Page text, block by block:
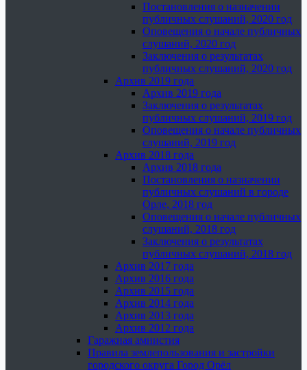
Постановления о назначении
публичных слушаний, 2020 год
Оповещения о начале публичных
слушаний, 2020 год
Заключения о результатах
публичных слушаний, 2020 год
Архив 2019 года
Архив 2019 года
Заключения о результатах
публичных слушаний, 2019 год
Оповещения о начале публичных
слушаний, 2019 год
Архив 2018 года
Архив 2018 года
Постановления о назначении
публичных слушаний в городе
Орле, 2018 год
Оповещения о начале публичных
слушаний, 2018 год
Заключения о результатах
публичных слушаний, 2018 год
Архив 2017 года
Архив 2016 года
Архив 2015 года
Архив 2014 года
Архив 2013 года
Архив 2012 года
Гаражная амнистия
Правила землепользования и застройки
городского округа Город Орёл